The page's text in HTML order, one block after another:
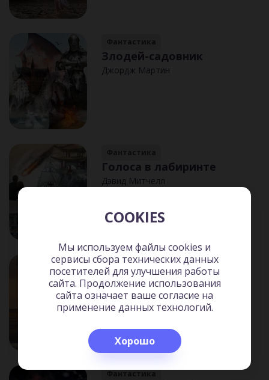
Злодей-садовник
Джордж Мартин
Голоса в лабиринте
Дэвид Митчелл
Фантастика
И магия, и космос, и
любовь
Лоис Макмастер Буджолд
Фантастика
COOKIES
Мы используем файлы cookies и
сервисы сбора технических данных
посетителей для улучшения работы
сайта. Продолжение использования
сайта означает ваше согласие на
применение данных технологий.
Хорошо